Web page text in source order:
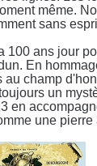
même.
sans
100 ans jour
En
au champ
un
en
une pierre